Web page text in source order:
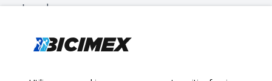
Legal
Políticas de privacidad
Políticas de devolución